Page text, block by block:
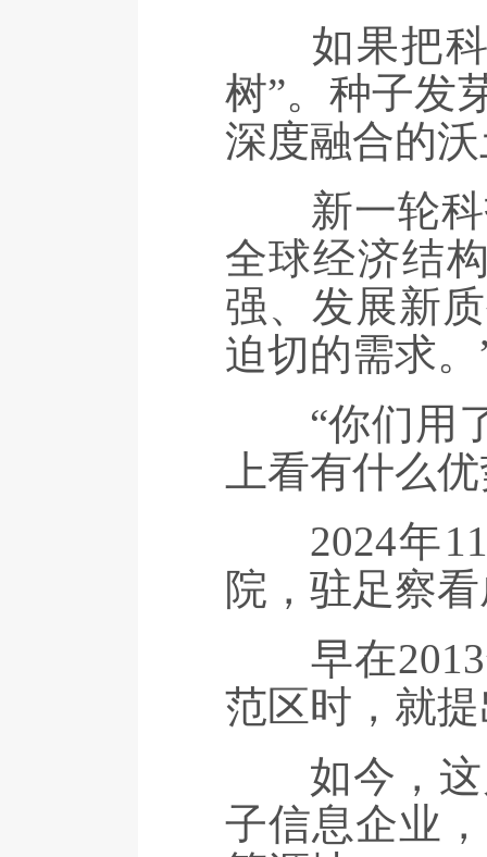
如果把科
树”。种子发
深度融合的
新一轮科
全球经济结
强、发展新
迫切的需求。
“你们用了
上看有什么
2024年11
院，驻足察
早在2013
范区时，就
如今，这
子信息企业